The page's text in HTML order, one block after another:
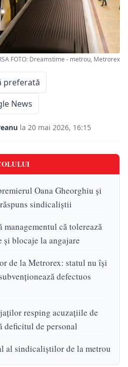
FOTO: Dreamstime - metrou, Metrorex
preferată
News
la 20 mai 2026, 16:15
Oana Gheorghiu și
sindicaliștii
că tolerează
și blocaje la angajare
de la Metrorex: statul nu își
defectuos
resping acuzațiile de
deficitul de personal
al sindicaliștilor de la metrou